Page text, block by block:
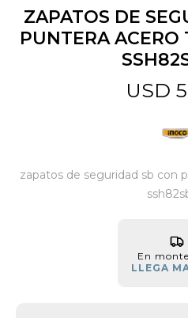
ZAPATOS DE
PUNTERA ACERO
USD
zapatos de seguridad sb con
En
LLEGA
Mascotas
Juguetes y artículos para